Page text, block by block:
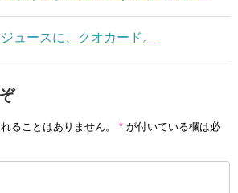
ュースに、クオカード。
ることはありません。 * が付いている欄は必